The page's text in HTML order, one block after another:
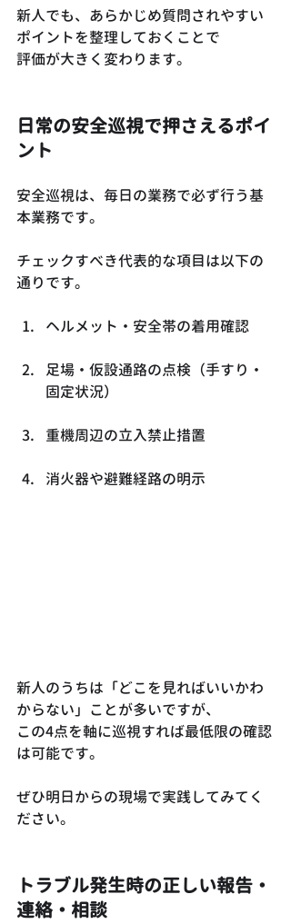
新人でも、あらかじめ質問されやすい
ポイントを整理しておくことで
評価が大きく変わります。
日常の安全巡視で押さえるポイ
ント
安全巡視は、毎日の業務で必ず行う基
本業務です。
チェックすべき代表的な項目は以下の
通りです。
ヘルメット・安全帯の着用確認
足場・仮設通路の点検（手すり・
固定状況）
重機周辺の立入禁止措置
消火器や避難経路の明示
新人のうちは「どこを見ればいいかわ
からない」ことが多いですが、
この4点を軸に巡視すれば最低限の確認
は可能です。
ぜひ明日からの現場で実践してみてく
ださい。
トラブル発生時の正しい報告・
連絡・相談